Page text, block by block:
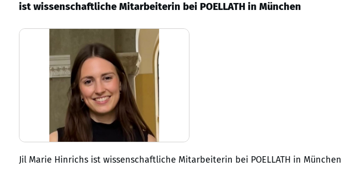
ist wissenschaftliche Mitarbeiterin bei POELLATH in München
Jil Marie Hinrichs ist wissenschaftliche Mitarbeiterin bei POELLATH in München